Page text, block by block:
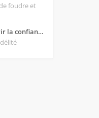
foudre et
Comment reconquérir la confiance de mon homme ?